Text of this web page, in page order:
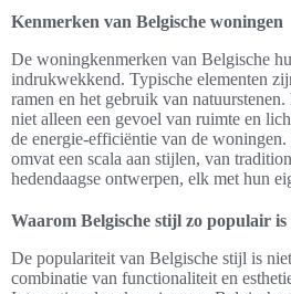
Kenmerken van Belgische woningen
De woningkenmerken van Belgische
indrukwekkend. Typische elementen
ramen en het gebruik van
niet alleen een gevoel van ruimte en
de energie-efficiëntie van de
omvat een scala aan stijlen, van
hedendaagse ontwerpen, elk met hun
Waarom Belgische stijl zo populair is
De populariteit van Belgische stijl is
combinatie van functionaliteit en